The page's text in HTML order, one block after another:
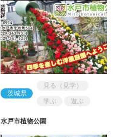
茨城県
見る（見学）
学ぶ 遊ぶ
水戸市植物公園